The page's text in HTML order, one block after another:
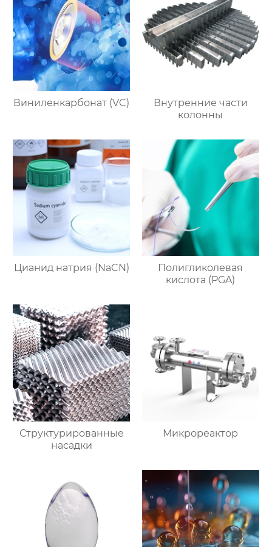
Виниленкарбонат (VC)
Внутренние части
колонны
Цианид натрия (NaCN)
Полигликолевая
кислота (PGA)
Структурированные
насадки
Микрореактор